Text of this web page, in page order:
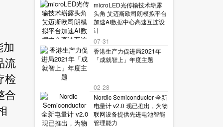
加
流
检
合
microLED光传输技术崭露
头角 艾迈斯欧司朗模拟平台
加速AI数据中心高速互连设
计
07-31
香港生产力促进局2021年
「成就智上」年度主题
02-28
Nordic Semiconductor 全新
电量计 v2.0 现已推出，为物
联网设备提供先进电池智能
管理能力